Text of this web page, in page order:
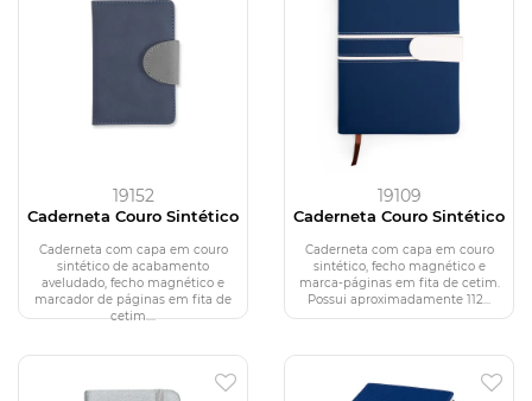
19152
Caderneta Couro Sintético
Caderneta com capa em couro
sintético de acabamento
aveludado, fecho magnético e
marcador de páginas em fita de
cetim....
19109
Caderneta Couro Sintético
Caderneta com capa em couro
sintético, fecho magnético e
marca-páginas em fita de cetim.
Possui aproximadamente 112...